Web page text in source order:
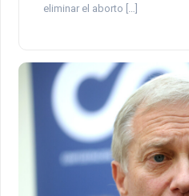
eliminar el aborto […]